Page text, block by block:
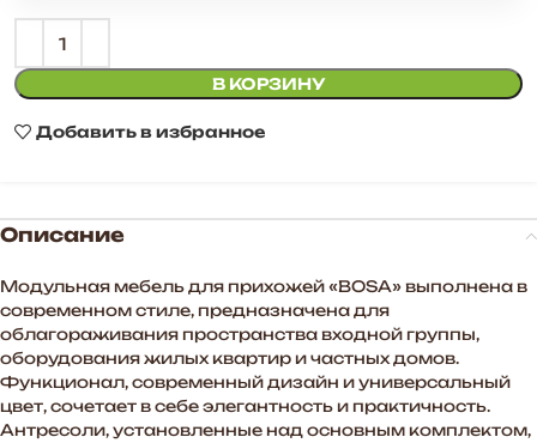
В КОРЗИНУ
Добавить в избранное
Описание
Модульная мебель для прихожей «BOSA» выполнена в
современном стиле, предназначена для
облагораживания пространства входной группы,
оборудования жилых квартир и частных домов.
Функционал, современный дизайн и универсальный
цвет, сочетает в себе элегантность и практичность.
Антресоли, установленные над основным комплектом,